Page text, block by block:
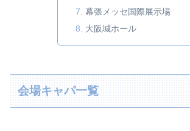
幕張メッセ国際展示場
大阪城ホール
会場キャパ一覧